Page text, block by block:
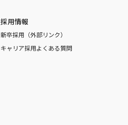
採用情報
新卒採用（外部リンク）
キャリア採用よくある質問